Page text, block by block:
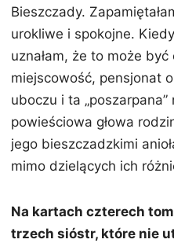
Bieszczady.
urokliwe i spokojne.
uznałam, że to może być
miejscowość, pensjonat
uboczu i ta
powieściowa głowa
jego bieszczadzkimi
mimo dzielących ich
Na kartach czterech
trzech sióstr, które nie